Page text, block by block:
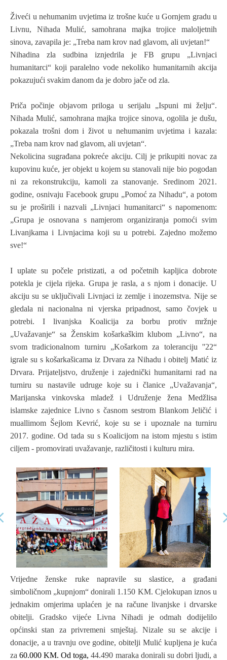
Živeći u nehumanim uvjetima iz trošne kuće u Gornjem gradu u
Livnu, Nihada Mulić, samohrana majka trojice maloljetnih
sinova, zavapila je: „Treba nam krov nad glavom, ali uvjetan!“
Nihadina zla sudbina iznjedrila je FB grupu „Livnjaci
humanitarci“ koji paralelno vode nekoliko humanitarnih akcija
pokazujući svakim danom da je dobro jače od zla.
Priča počinje objavom priloga u serijalu „Ispuni mi želju“.
Nihada Mulić, samohrana majka trojice sinova, ogolila je dušu,
pokazala trošni dom i život u nehumanim uvjetima i kazala:
„Treba nam krov nad glavom, ali uvjetan“.
Nekolicina sugrađana pokreće akciju. Cilj je prikupiti novac za
kupovinu kuće, jer objekt u kojem su stanovali nije bio pogodan
ni za rekonstrukciju, kamoli za stanovanje. Sredinom 2021.
godine, osnivaju Facebook grupu „Pomoć za Nihadu“, a potom
su je proširili i nazvali „Livnjaci humanitarci“ s napomenom:
„Grupa je osnovana s namjerom organiziranja pomoći svim
Livanjkama i Livnjacima koji su u potrebi. Zajedno možemo
sve!“
I uplate su počele pristizati, a od početnih kapljica dobrote
potekla je cijela rijeka. Grupa je rasla, a s njom i donacije. U
akciju su se uključivali Livnjaci iz zemlje i inozemstva. Nije se
gledala ni nacionalna ni vjerska pripadnost, samo čovjek u
potrebi. I livanjska Koalicija za borbu protiv mržnje
„Uvažavanje“ sa Ženskim košarkaškim klubom „Livno“, na
svom tradicionalnom turniru „Košarkom za toleranciju ''22“
igrale su s košarkašicama iz Drvara za Nihadu i obitelj Matić iz
Drvara. Prijateljstvo, druženje i zajednički humanitarni rad na
turniru su nastavile udruge koje su i članice „Uvažavanja“,
Marijanska vinkovska mladež i Udruženje žena Medžlisa
islamske zajednice Livno s časnom sestrom Blankom Jeličić i
muallimom Šejlom Kevrić, koje su se i upoznale na turniru
2017. godine. Od tada su s Koalicijom na istom mjestu s istim
ciljem - promovirati uvažavanje, različitosti i kulturu mira.
Vrijedne ženske ruke napravile su slastice, a građani
simboličnom „kupnjom“ donirali 1.150 KM. Cjelokupan iznos u
jednakim omjerima uplaćen je na račune livanjske i drvarske
obitelji. Gradsko vijeće Livna Nihadi je odmah dodijelilo
općinski stan za privremeni smještaj. Nizale su se akcije i
donacije, a u travnju ove godine, obitelji Mulić kupljena je kuća
za60.000 KM. Od toga,44.490 maraka donirali su dobri ljudi, a